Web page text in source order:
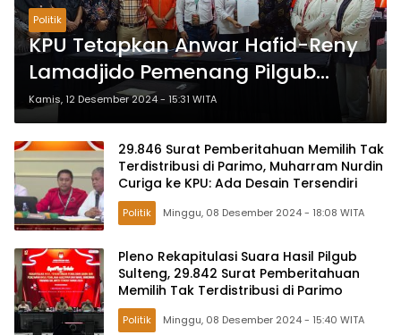
Politik
KPU Tetapkan Anwar Hafid-Reny
Lamadjido Pemenang Pilgub
Sulteng 2024
Kamis, 12 Desember 2024 - 15:31 WITA
29.846 Surat Pemberitahuan Memilih Tak
Terdistribusi di Parimo, Muharram Nurdin
Curiga ke KPU: Ada Desain Tersendiri
Politik Minggu, 08 Desember 2024 - 18:08 WITA
Pleno Rekapitulasi Suara Hasil Pilgub
Sulteng, 29.842 Surat Pemberitahuan
Memilih Tak Terdistribusi di Parimo
Politik Minggu, 08 Desember 2024 - 15:40 WITA